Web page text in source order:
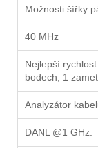
Možnosti šířky
40 MHz
Nejlepší
bodech, 1
Analyzátor
DANL @1 GHz: